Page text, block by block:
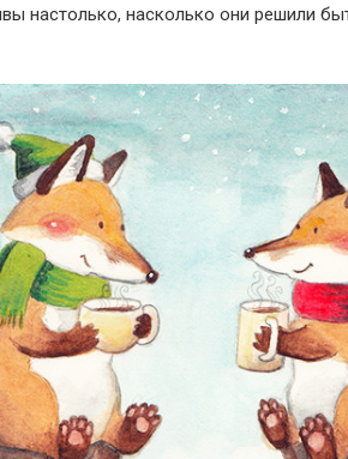
настолько, насколько они решили